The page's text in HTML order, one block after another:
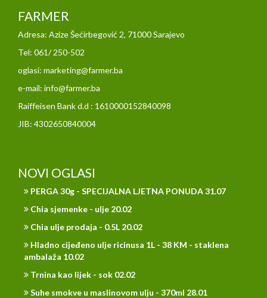
FARMER
Adresa: Azize Šećirbegović 2, 71000 Sarajevo
Tel: 061/ 250-502
oglasi: marketing@farmer.ba
e-mail: info@farmer.ba
Raiffeisen Bank d.d : 1610000152840098
JIB: 4302650840004
NOVI OGLASI
PERGA 30g - SPECIJALNA LJETNA PONUDA 31.07
Chia sjemenke - ulje 20.02
Chia ulje prodaja - 0.5L 20.02
Hladno cijeđeno ulje ricinusa 1L - 38 KM - staklena
ambalaža 10.02
Trnina kao lijek - sok 02.02
Suhe smokve u maslinovom ulju - 370ml 28.01